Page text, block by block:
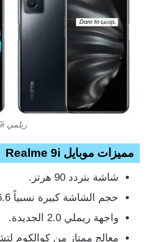
ريلمي 9i
مميزات موبايل Realme 9i
شاشة بتردد 90 هرتز.
حجم الشاشة كبيرة نسبياً 6.6 بوصة.
واجهة ريملي 2.0 الجديدة.
معالج ممتاز من كوالكوم